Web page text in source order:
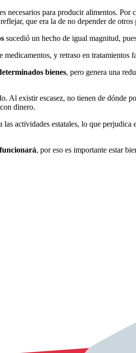
necesarios para producir alimentos. Por
que era la de no depender de otros
sucedió un hecho de igual magnitud,
y retraso en tratamientos
bienes, pero genera una
Al existir escasez, no tienen de dónde
dinero.
las actividades estatales, lo que
, por eso es importante estar